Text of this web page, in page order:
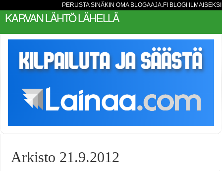
PERUSTA SINÄKIN OMA BLOGAAJA.FI BLOGI
KARVAN LÄHTÖ LÄHELLÄ
Arkisto 21.9.2012